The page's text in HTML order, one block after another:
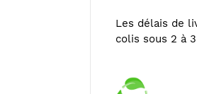
Les délais de
colis sous 2 à